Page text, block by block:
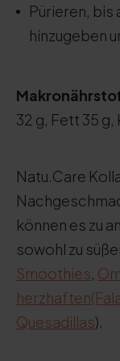
Pürieren, bis
hinzugeben
32 g, Fett 35
Natu.Care
können es zu
sowohl zu
Smoothies
herzhaften
Quesadillas).